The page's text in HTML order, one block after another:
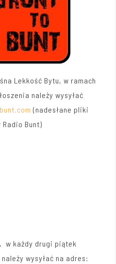
Lekkość Bytu, w ramach
należy wysyłać
(nadesłane pliki
Bunt)
w każdy drugi piątek
wysyłać na adres: